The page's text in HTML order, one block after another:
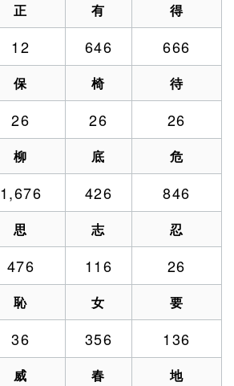
正 有 得
12 646 666
保 椅 待
26 26 26
柳 底 危
1,676 426 846
思 志 忍
476 116 26
恥 女 要
36 356 136
威 春 地